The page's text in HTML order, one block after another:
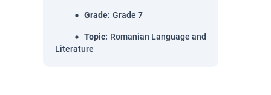
Grade: Grade 7
Topic: Romanian Language and
Literature